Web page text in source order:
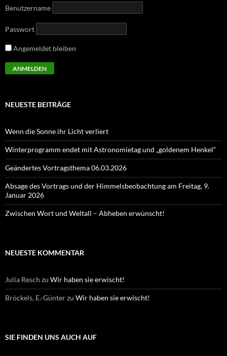
Benutzername
Passwort
Angemeldet bleiben
NEUESTE BEITRÄGE
Wenn die Sonne ihr Licht verliert
Winterprogramm endet mit Astronomietag und „goldenem Henkel“
Geändertes Vortragsthema 06.03.2026
Absage des Vortrags und der Himmelsbeobachtung am Freitag, 9.
Januar 2026
Zwischen Wort und Weltall – Abheben erwünscht!
NEUESTE KOMMENTAR
Julia Resch zu Wir haben sie erwischt!
Bröckels, E.-Günterzu Wir haben sie erwischt!
SIE FINDEN UNS AUCH AUF